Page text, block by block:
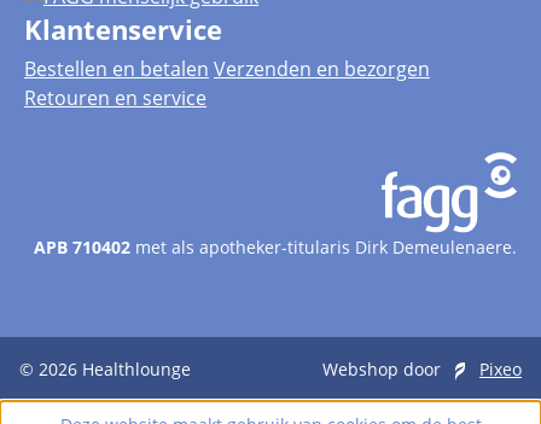
Klantenservice
Bestellen en betalen Verzenden en bezorgen
Retouren en service
APB 710402 met als apotheker-titularis Dirk Demeulenaere.
© 2026 Healthlounge Webshop door Pixeo